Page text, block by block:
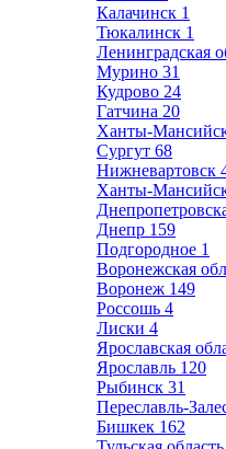
Калачинск 1
Тюкалинск 1
Ленинградская
Мурино 31
Кудрово 24
Гатчина 20
Ханты-
Сургут 68
Нижневартовск
Ханты-
Днепр 159
Подгородное 1
Воронежская
Воронеж 149
Россошь 4
Лиски 4
Ярославская
Ярославль 120
Рыбинск 31
Переславль-
Бишкек 162